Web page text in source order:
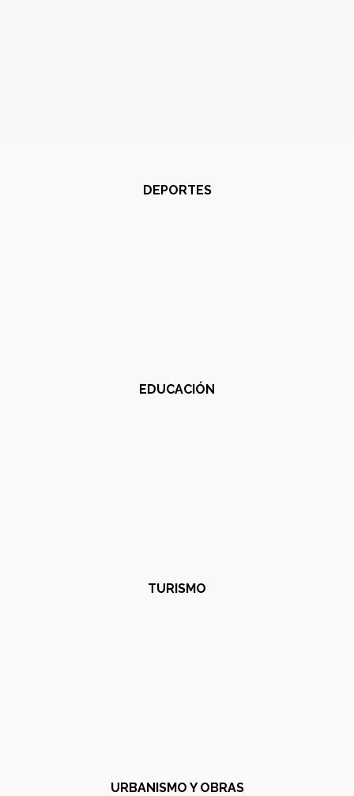
DEPORTES
EDUCACIÓN
TURISMO
URBANISMO Y OBRAS